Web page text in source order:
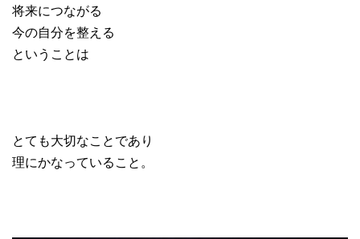
将来につながる
今の自分を整える
ということは
とても大切なことであり
理にかなっていること。